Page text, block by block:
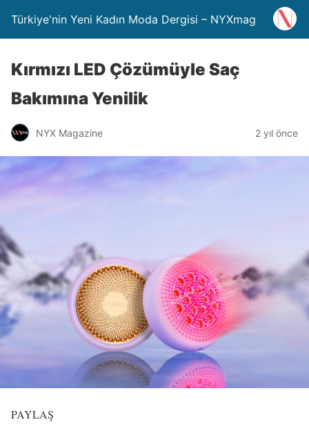
Türkiye'nin Yeni Kadın Moda Dergisi – NYXmag
Kırmızı LED Çözümüyle Saç
Bakımına Yenilik
NYX Magazine 2 yıl önce
PAYLAŞ